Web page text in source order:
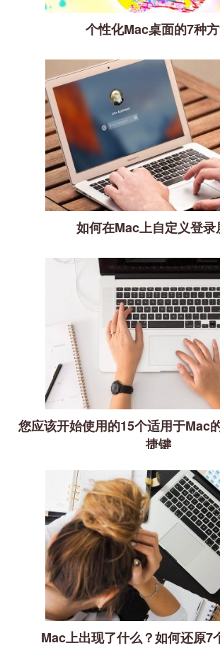
个性化Mac桌面的7种
如何在Mac上自定义登录
您应该开始使用的15个适用于Mac
捷键
Mac上出现了什么？如何还原7